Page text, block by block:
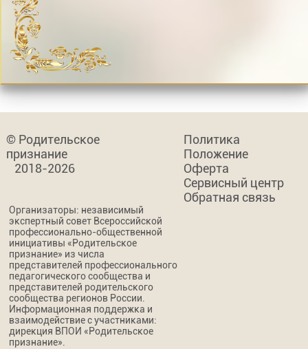
© Родительское
признание
2018-2026
Политика
Положение
Оферта
Сервисный центр
Обратная связь
Организаторы: независимый
экспертный совет Всероссийской
профессионально-общественной
инициативы «Родительское
признание» из числа
представителей профессионального
педагогического сообщества и
представителей родительского
сообщества регионов России.
Информационная поддержка и
взаимодействие с участниками:
дирекция ВПОИ «Родительское
признание».